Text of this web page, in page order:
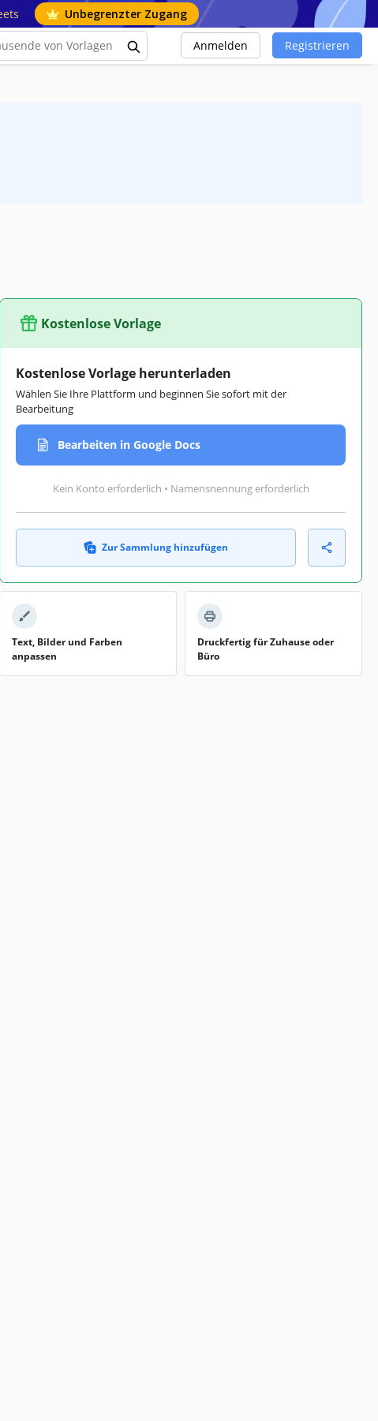
Unbegrenzter Zugang
Anmelden Registrieren
Kostenlose Vorlage
Kostenlose Vorlage herunterladen
Wählen Sie Ihre Plattform und beginnen Sie sofort mit der
Bearbeitung
Bearbeiten in Google Docs
Kein Konto erforderlich • Namensnennung erforderlich
Zur Sammlung hinzufügen
Text, Bilder und Farben
anpassen
Druckfertig für Zuhause oder
Büro